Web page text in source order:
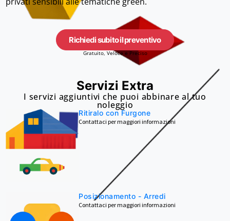
Richiedi subito il preventivo
Gratuito, Veloce e Preciso
Servizi Extra
I servizi aggiuntivi che puoi abbinare al tuo
noleggio
Ritiralo con Furgone
Contattaci per maggiori informazioni
Posizionamento - Arredi
Contattaci per maggiori informazioni